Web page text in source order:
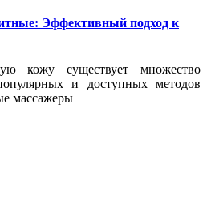
Эффективный подход к
кожу существует множество
и доступных методов
массажеры